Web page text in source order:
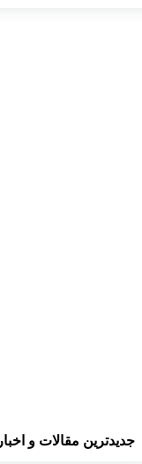
جدیدترین مقالات و اخبار